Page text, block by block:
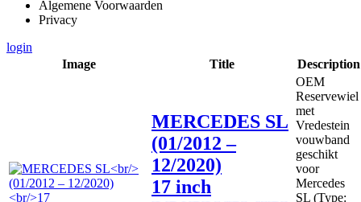
Algemene Voorwaarden
Privacy
login
Image
Title Description
MERCEDES SL
(01/2012 –
12/2020)
17 inch
OEM
Reservewiel
met
Vredestein
vouwband
geschikt
voor
Mercedes
SL (Type: